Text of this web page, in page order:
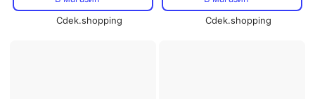
Cdek.shopping
Cdek.shopping